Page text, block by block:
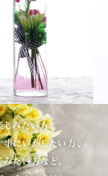
みたい方、
にいかしたい方、
たい方など、